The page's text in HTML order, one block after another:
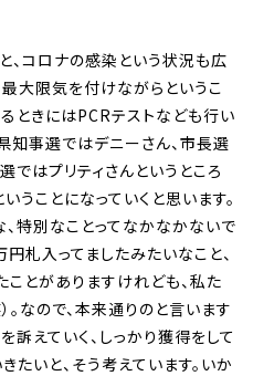
と、コロナの感染という状況も広
大限気を付けながらというこ
ときにはPCRテストなども行い
県知事選ではデニーさん、市長選
ではプリティさんというところ
うことになっていくと思います。
、特別なことってなかなかないで
札入ってましたみたいなこと、
とがありますけれども、私た
。なので、本来通りのと言います
訴えていく、しっかり獲得をして
たいと、そう考えています。いか